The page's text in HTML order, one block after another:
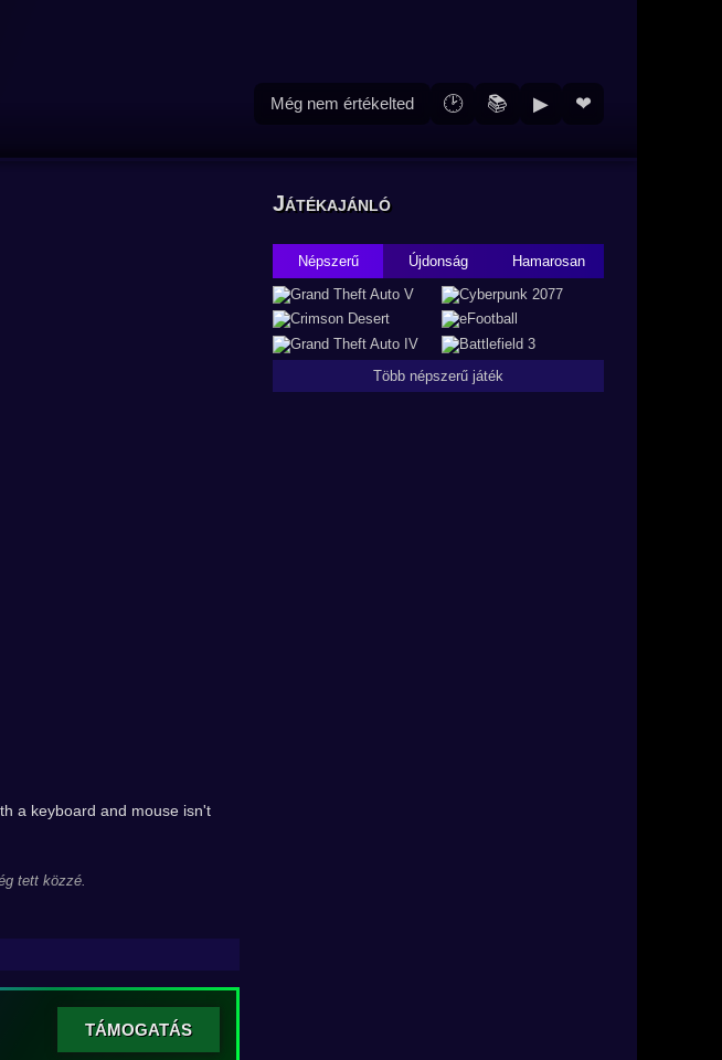
Még nem értékelted 🕑 📚 ▶ ❤
a keyboard and mouse isn't
tett közzé.
TÁMOGATÁS
Játékajánló
Népszerű Újdonság Hamarosan
Több népszerű játék